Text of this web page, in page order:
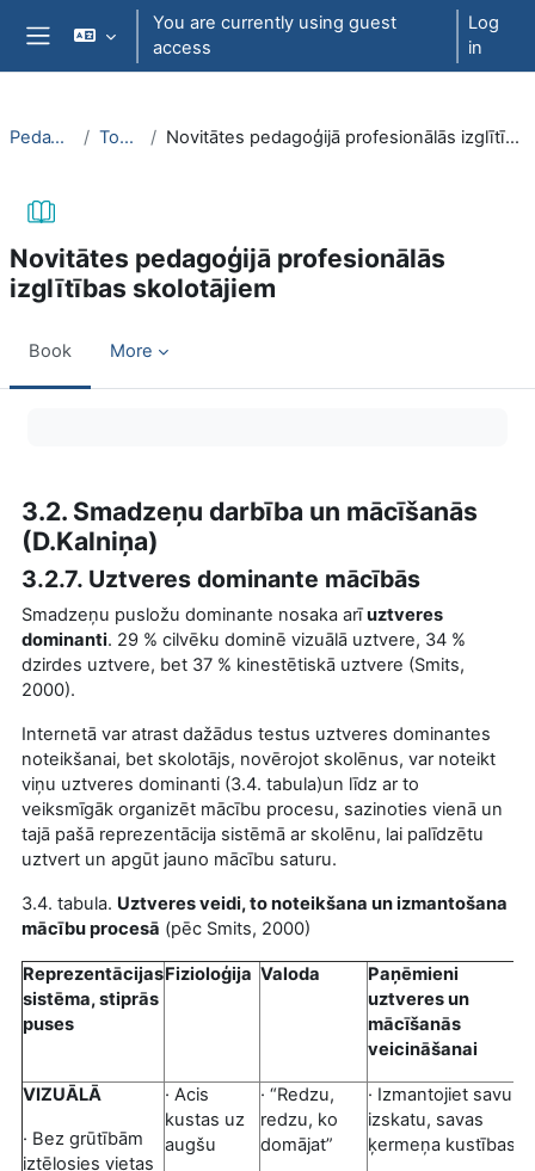
Skip to main content
You are currently using guest
access
Log
in
PedaT038 Topic 7 Novitātes pedagoģijā profesionālās izglītības skolotājiem
Novitātes pedagoģijā profesionālās
izglītības skolotājiem
Book More
3.2. Smadzeņu darbība un mācīšanās
(D.Kalniņa)
3.2.7. Uztveres dominante mācībās
Smadzeņu pusložu dominante nosaka arīuztveres
dominanti. 29 % cilvēku dominē vizuālā uztvere, 34 %
dzirdes uztvere, bet 37 % kinestētiskā uztvere (Smits,
2000).
Internetā var atrast dažādus testus uztveres dominantes
noteikšanai, bet skolotājs, novērojot skolēnus, var noteikt
viņu uztveres dominanti (3.4. tabula)un līdz ar to
veiksmīgāk organizēt mācību procesu, sazinoties vienā un
tajā pašā reprezentācija sistēmā ar skolēnu, lai palīdzētu
uztvert un apgūt jauno mācību saturu.
3.4. tabula. Uztveres veidi, to noteikšana un izmantošana
mācību procesā (pēc Smits, 2000)
Reprezentācijas
sistēma, stiprās
puses
Fizioloģija Valoda
Paņēmieni
uztveres un
mācīšanās
veicināšanai
VIZUĀLĀ
· Bez grūtībām
iztēlosies vietas
· Acis
kustas uz
augšu
· “Redzu,
redzu, ko
domājat”
· Izmantojiet savu
izskatu, savas
ķermeņa kustības.